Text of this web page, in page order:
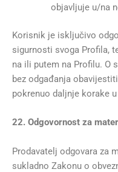
objavljuje u/na
Korisnik je isključivo
sigurnosti svoga Profila,
na ili putem na Profilu. O
bez odgađanja
pokrenuo daljnje korake
22. Odgovornost za
Prodavatelj odgovara za
sukladno Zakonu o